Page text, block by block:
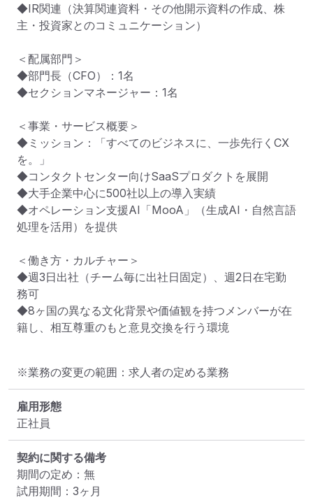
◆IR関連（決算関連資料・その他開示資料の作成、株
主・投資家とのコミュニケーション）
＜配属部門＞
◆部門長（CFO）：1名
◆セクションマネージャー：1名
＜事業・サービス概要＞
◆ミッション：「すべてのビジネスに、一歩先行くCX
を。」
◆コンタクトセンター向けSaaSプロダクトを展開
◆大手企業中心に500社以上の導入実績
◆オペレーション支援AI「MooA」（生成AI・自然言語
処理を活用）を提供
＜働き方・カルチャー＞
◆週3日出社（チーム毎に出社日固定）、週2日在宅勤
務可
◆8ヶ国の異なる文化背景や価値観を持つメンバーが在
籍し、相互尊重のもと意見交換を行う環境
※業務の変更の範囲：求人者の定める業務
雇用形態
正社員
契約に関する備考
期間の定め：無
試用期間：3ヶ月